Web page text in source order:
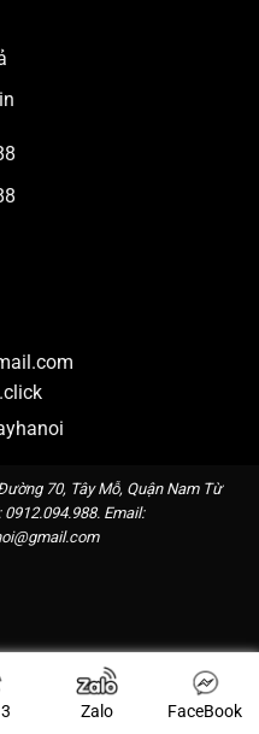
70, Tây Mỗ, Quận Nam Từ
0912.094.988. Email:
Zalo FaceBook